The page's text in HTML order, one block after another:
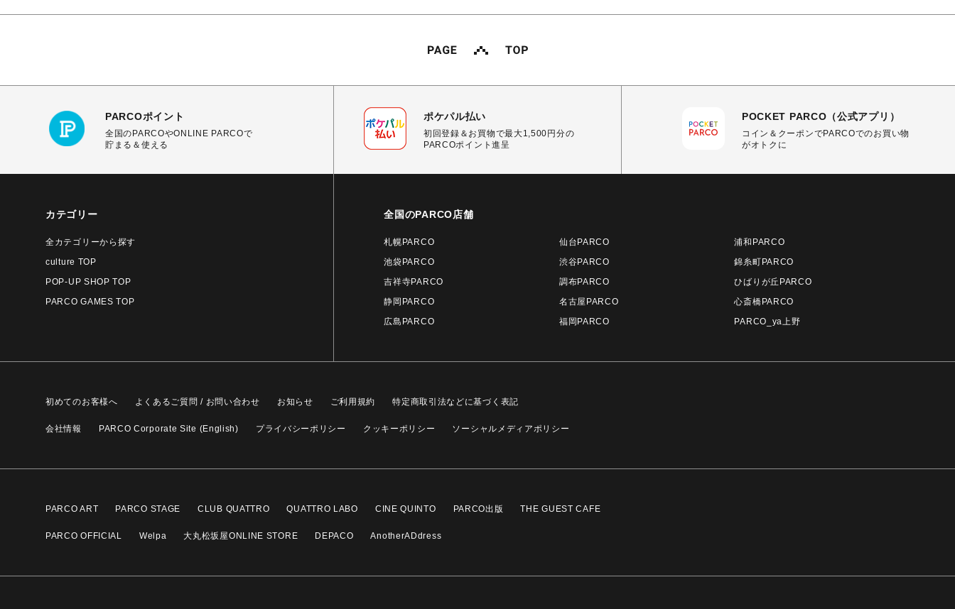
PARCOポイント
全国のPARCOやONLINE PARCOで
貯まる＆使える
ポケパル払い
初回登録＆お買物で最大1,500円分の
PARCOポイント進呈
POCKET PARCO（公式アプリ）
コイン＆クーポンでPARCOでのお買い物
がオトクに
カテゴリー
全カテゴリーから探す
culture TOP
POP-UP SHOP TOP
PARCO GAMES TOP
全国のPARCO店舗
札幌PARCO 仙台PARCO
浦和PARCO
池袋PARCO
渋谷PARCO
錦糸町PARCO
吉祥寺PARCO
調布PARCO
ひばりが丘PARCO
静岡PARCO
名古屋PARCO
心斎橋PARCO
広島PARCO
福岡PARCO PARCO_ya上野
初めてのお客様へ よくあるご質問 / お問い合わせ お知らせ ご利用規約 特定商取引法などに基づく表記
会社情報 PARCO Corporate Site (English) プライバシーポリシー クッキーポリシー ソーシャルメディアポリシー
PARCO ART PARCO STAGE CLUB QUATTRO QUATTRO LABO CINE QUINTO PARCO出版 THE GUEST CAFE
PARCO OFFICIAL Welpa 大丸松坂屋ONLINE STORE DEPACO AnotherADdress